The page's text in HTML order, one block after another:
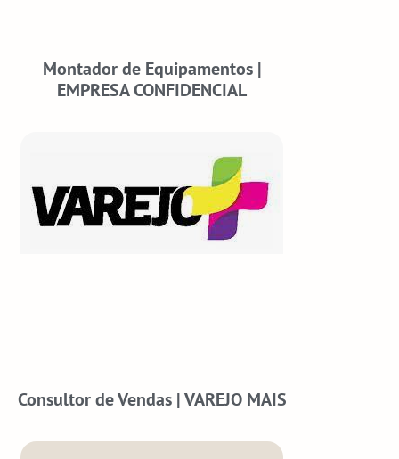
Montador de Equipamentos |
EMPRESA CONFIDENCIAL
Consultor de Vendas | VAREJO MAIS